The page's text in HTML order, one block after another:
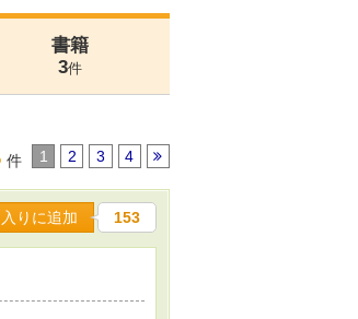
書籍
3件
件 1 2 3 4
りに追加 153